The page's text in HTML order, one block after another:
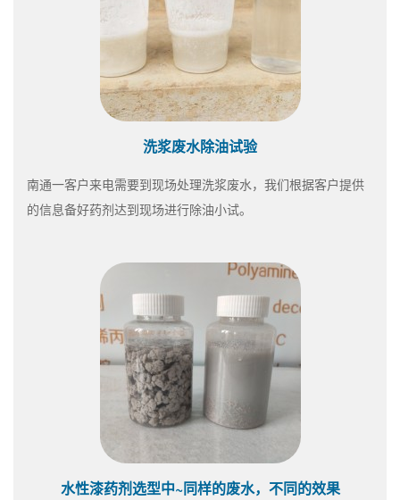
洗浆废水除油试验
南通一客户来电需要到现场处理洗浆废水，我们根据客户提供
的信息备好药剂达到现场进行除油小试。
水性漆药剂选型中~同样的废水，不同的效果